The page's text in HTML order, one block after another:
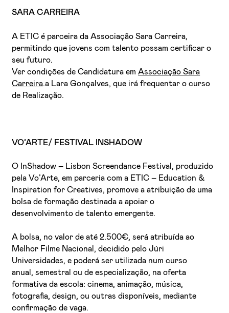
SARA CARREIRA
A ETIC é parceira da Associação Sara Carreira,
permitindo que jovens com talento possam certificar o
seu futuro.
Ver condições de Candidatura emAssociação Sara
Carreira.a Lara Gonçalves, que irá frequentar o curso
de Realização.
VO’ARTE/ FESTIVAL INSHADOW
O InShadow – Lisbon Screendance Festival, produzido
pela Vo’Arte, em parceria com a ETIC – Education &
Inspiration for Creatives, promove a atribuição de uma
bolsa de formação destinada a apoiar o
desenvolvimento de talento emergente.
A bolsa, no valor de até 2.500€, será atribuída ao
Melhor Filme Nacional, decidido pelo Júri
Universidades, e poderá ser utilizada num curso
anual, semestral ou de especialização, na oferta
formativa da escola: cinema, animação, música,
fotografia, design, ou outras disponíveis, mediante
confirmação de vaga.